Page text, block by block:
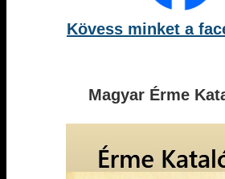
Kövess minket a
Magyar Érme